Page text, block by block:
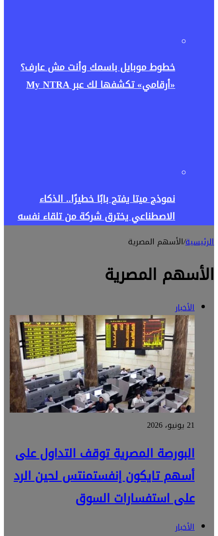
خطوط موبايل باسمك وأنت مش عارف؟
«أرقامي» تكشفها لك عبر My NTRA
نموذج ميتا يفتح بابًا خطيرًا.. الذكاء
الاصطناعي يخترق شركة من تلقاء نفسه
الرئيسية/الأسهم المصرية
الأسهم المصرية
الأخبار
21 يونيو، 2026
البورصة المصرية توقف التداول على
أسهم تايكون إنفستمنتس لحين الرد
على استفسارات السوق
الأخبار